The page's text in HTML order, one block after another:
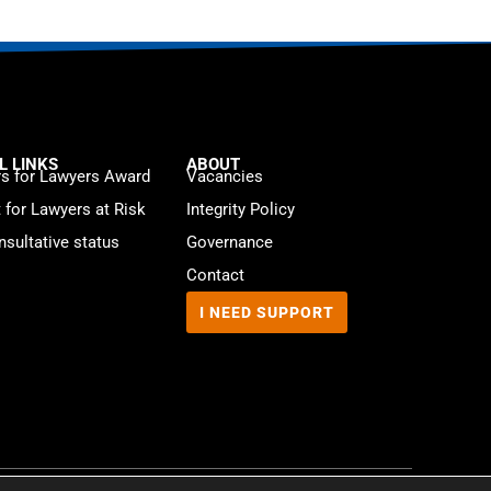
LINKS
for Lawyers Award
Lawyers at Risk
status
ABOUT
Vacancies
Integrity Policy
Governance
Contact
I NEED SUPPORT